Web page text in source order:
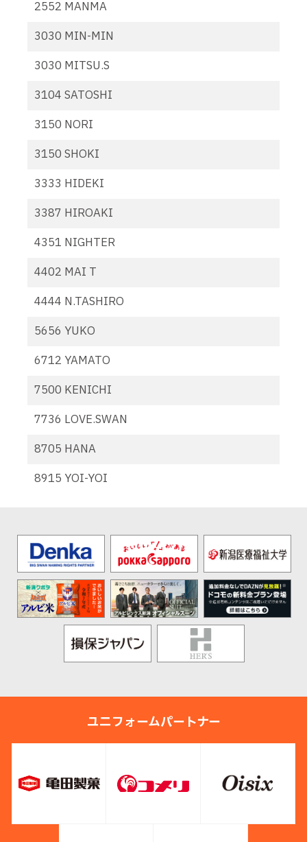
2552 MANMA
3030 MIN-MIN
3030 MITSU.S
3104 SATOSHI
3150 NORI
3150 SHOKI
3333 HIDEKI
3387 HIROAKI
4351 NIGHTER
4402 MAI T
4444 N.TASHIRO
5656 YUKO
6712 YAMATO
7500 KENICHI
7736 LOVE.SWAN
8705 HANA
8915 YOI-YOI
ユニフォームパートナー